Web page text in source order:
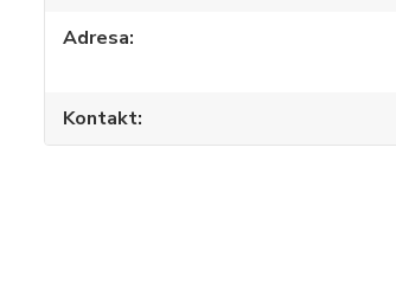
Adresa
Kontakt